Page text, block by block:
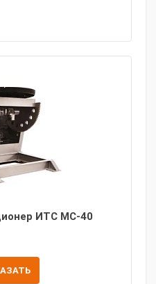
ИТС МС-40